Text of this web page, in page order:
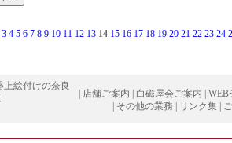
3 4 5 6 7 8 9 10 11 12 13 14 15 16 17 18 19 20 21 22 23 24
店舗ご案内 白磁屋会ご案内
WEB
その他の業務 リンク集